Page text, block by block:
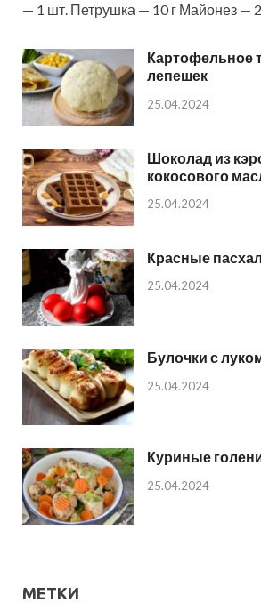
— 1 шт. Петрушка — 10 г Майонез —
Картофельное
лепешек
25.04.2024
Шоколад из
кокосового
25.04.2024
Красные
25.04.2024
Булочки с
25.04.2024
Куриные
25.04.2024
МЕТКИ